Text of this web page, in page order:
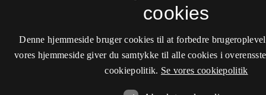
cookies
Denne hjemmeside bruger cookies til at forbedre
vores hjemmeside giver du samtykke til alle cookies i
cookiepolitik. Se vores cookiepolitik